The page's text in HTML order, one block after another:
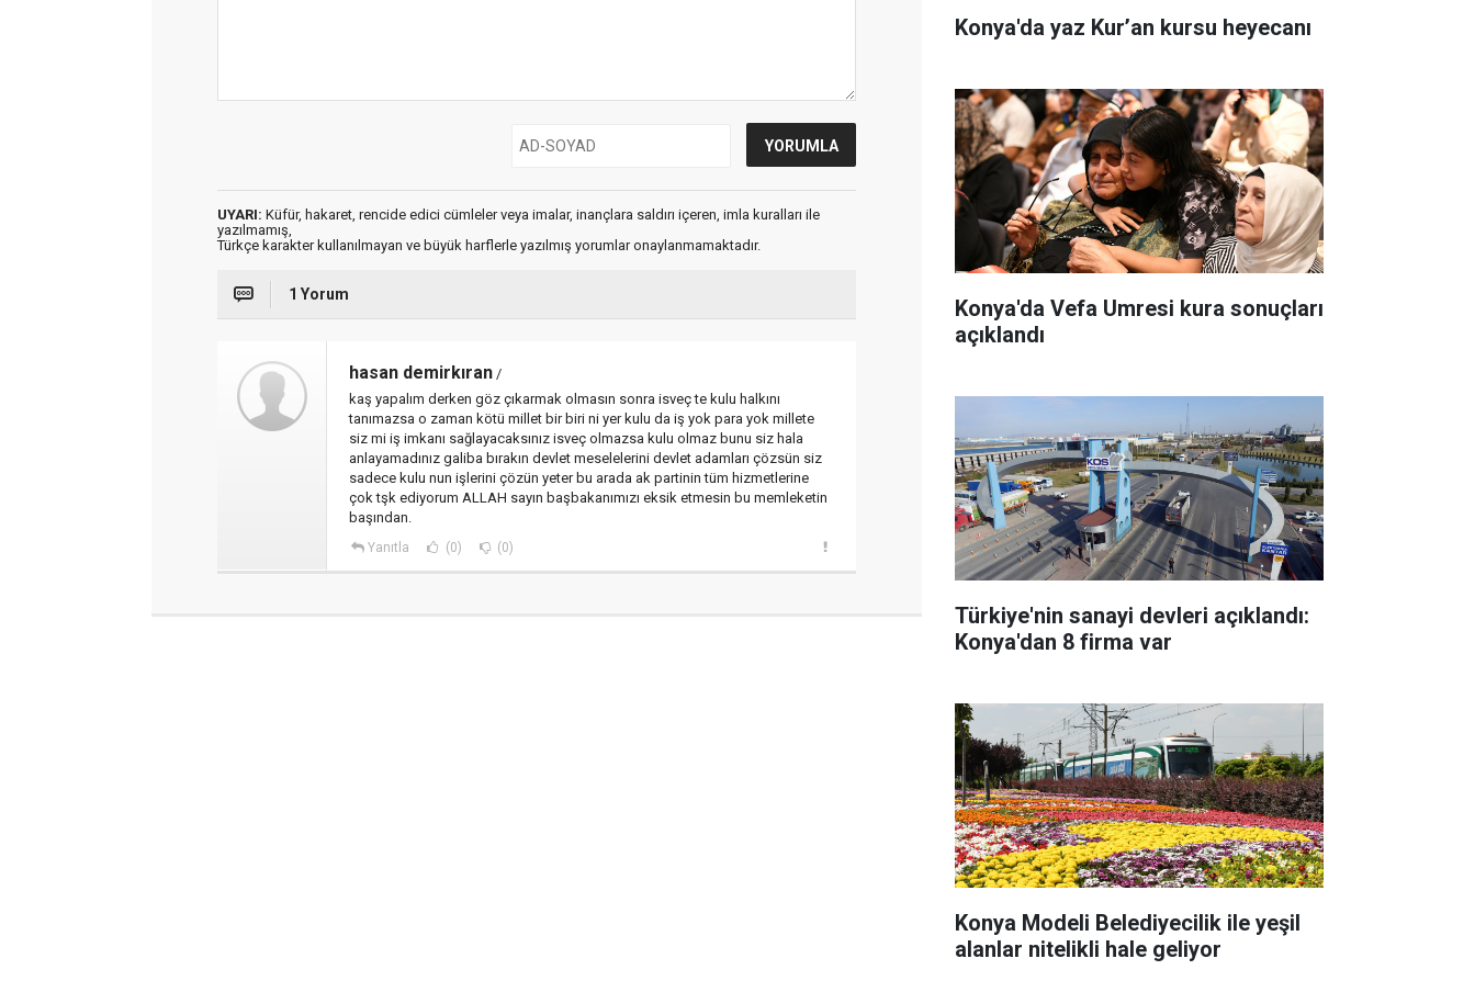
UYARI: Küfür, hakaret, rencide edici cümleler veya imalar, inançlara saldırı içeren, imla kuralları ile
yazılmamış,
Türkçe karakter kullanılmayan ve büyük harflerle yazılmış yorumlar onaylanmamaktadır.
1 Yorum
hasan demirkıran /
kaş yapalım derken göz çıkarmak olmasın sonra isveç te kulu halkını
tanımazsa o zaman kötü millet bir biri ni yer kulu da iş yok para yok millete
siz mi iş imkanı sağlayacaksınız isveç olmazsa kulu olmaz bunu siz hala
anlayamadınız galiba bırakın devlet meselelerini devlet adamları çözsün siz
sadece kulu nun işlerini çözün yeter bu arada ak partinin tüm hizmetlerine
çok tşk ediyorum ALLAH sayın başbakanımızı eksik etmesin bu memleketin
başından.
Yanıtla (0) (0)
Konya'da yaz Kur’an kursu heyecanı
Konya'da Vefa Umresi kura sonuçları
açıklandı
Türkiye'nin sanayi devleri açıklandı:
Konya'dan 8 firma var
Konya Modeli Belediyecilik ile yeşil
alanlar nitelikli hale geliyor